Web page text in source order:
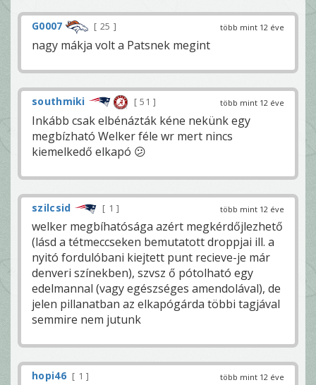
több mint 12 éve
G0007 25
nagy mákja volt a Patsnek megint
több mint 12 éve
southmiki 51
Inkább csak elbénázták kéne nekünk egy
megbízható Welker féle wr mert nincs
kiemelkedő elkapó 😕
több mint 12 éve
szilcsid 1
welker megbíhatósága azért megkérdőjlezhető
(lásd a tétmeccseken bemutatott droppjai ill. a
nyitó fordulóbani kiejtett punt recieve-je már
denveri színekben), szvsz ő pótolható egy
edelmannal (vagy egészséges amendolával), de
jelen pillanatban az elkapógárda többi tagjával
semmire nem jutunk
több mint 12 éve
hopi46 1